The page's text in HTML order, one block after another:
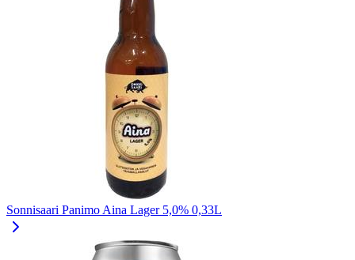
Sonnisaari Panimo Aina Lager 5,0% 0,33L